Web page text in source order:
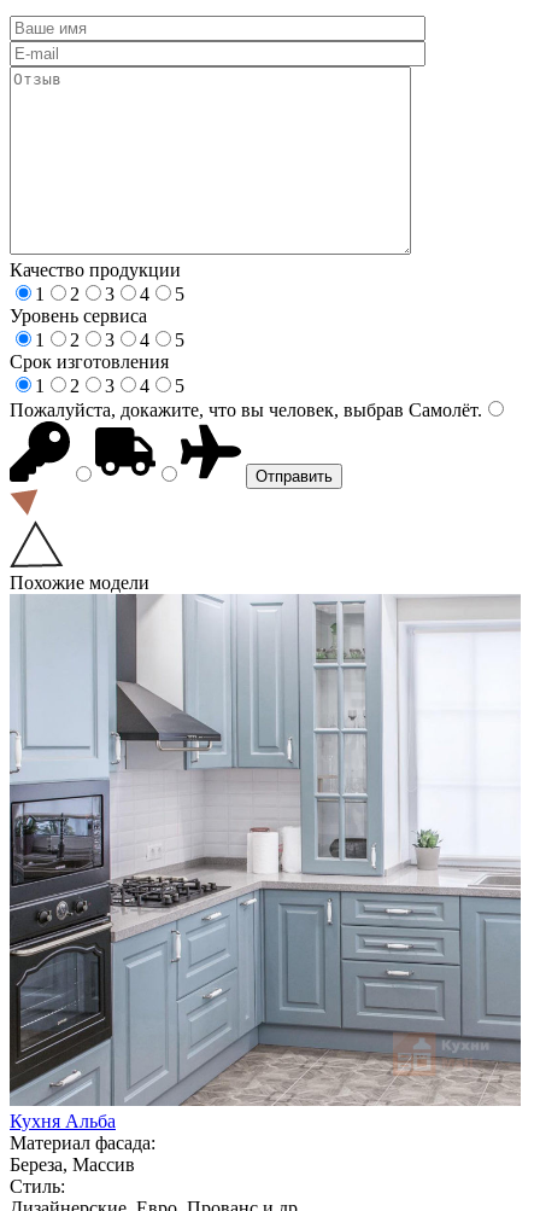
Качество продукции
1
2 3 4
5
Уровень сервиса
1
2 3 4
5
Срок изготовления
1
2 3 4
5
Пожалуйста, докажите, что вы человек, выбрав Самолёт.
Похожие модели
Кухня Альба
Материал фасада:
Береза, Массив
Стиль: